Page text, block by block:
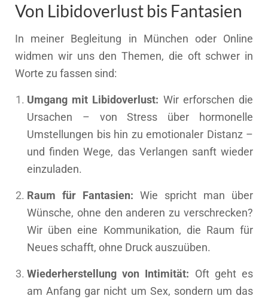
Von Libidoverlust bis Fantasien
In meiner Begleitung in München oder Online
widmen wir uns den Themen, die oft schwer in
Worte zu fassen sind:
Umgang mit Libidoverlust: Wir erforschen die
Ursachen – von Stress über hormonelle
Umstellungen bis hin zu emotionaler Distanz –
und finden Wege, das Verlangen sanft wieder
einzuladen.
Raum für Fantasien: Wie spricht man über
Wünsche, ohne den anderen zu verschrecken?
Wir üben eine Kommunikation, die Raum für
Neues schafft, ohne Druck auszuüben.
Wiederherstellung von Intimität: Oft geht es
am Anfang gar nicht um Sex, sondern um das